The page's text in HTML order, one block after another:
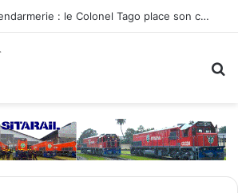
3e Légion de Gendarmerie : le Colonel Tago place son commandement sous le signe de la protection des populations